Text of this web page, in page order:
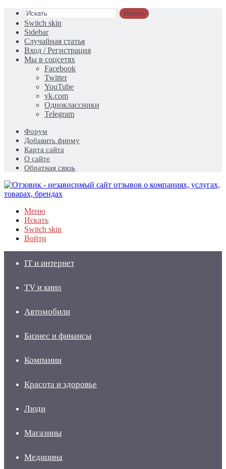
Искать
Switch skin
Sidebar
Случайная статья
Вход / Регистрация
Мы в соцсетях
Facebook
Twitter
YouTube
vk.com
Одноклассники
Telegram
Форум
Добавить фирму
Карта сайта
О сайте
Обратная связь
Меню
Искать
Switch skin
Войти
IT и интернет
TV и кино
Автомобили
Бизнес и финансы
Компании
Красота и здоровье
Люди
Магазины
Медицина